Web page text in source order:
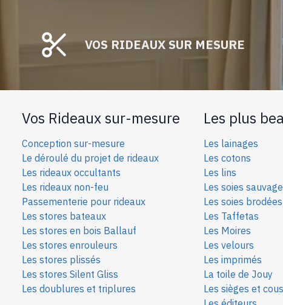
peuvent
être
choisies
du
produit
VOS RIDEAUX SUR MESURE
Vos Rideaux sur-mesure
Conception sur-mesure
Le déroulé du projet de rideaux
Les rideaux occultants
Les rideaux non-feu
Passementerie pour rideaux
Les stores bateaux
Les stores en bois Ballauf
Les stores enrouleurs
Les stores plissés
Les stores Silent Gliss
Les doublures et triplures
Les plus
Les lainages
Les cotons
Les lins
Les soies
Les soies brodées
Les Taffetas
Les Moires
Les velours
Les imprimés
La toile de Jouy
Les sièges et